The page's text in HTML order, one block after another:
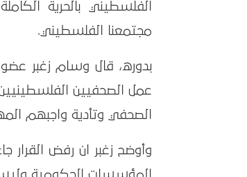
الفلسطيني بالحرية
مجتمعنا الفلسطيني.
بدوره، قال وسام زغبر عضو
عمل الصحفيين
الصحفي وتأدية واجبهم
وأوضح زغبر ان رفض
المؤسسات الحكومية